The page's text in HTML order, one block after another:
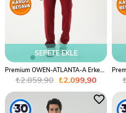
SEPETE EKLE
₺2.099,90
₺2.859,90
%27